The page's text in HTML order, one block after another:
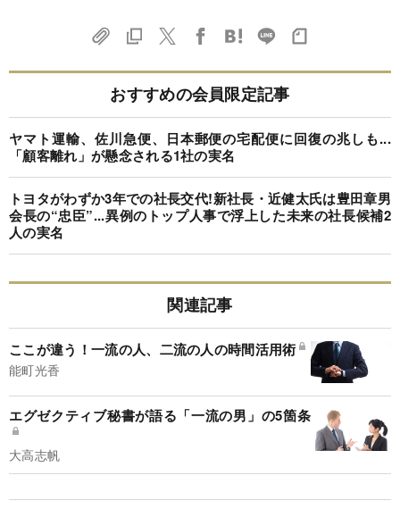
おすすめの会員限定記事
ヤマト運輸、佐川急便、日本郵便の宅配便に回復の兆しも...
「顧客離れ」が懸念される1社の実名
トヨタがわずか3年での社長交代!新社長・近健太氏は豊田章男
会長の“忠臣”...異例のトップ人事で浮上した未来の社長候補2
人の実名
関連記事
ここが違う！一流の人、二流の人の時間活用術
能町光香
エグゼクティブ秘書が語る「一流の男」の5箇条
大高志帆